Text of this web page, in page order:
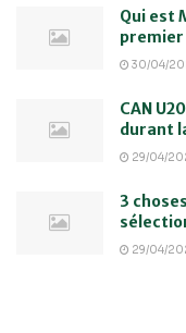
Qui est
premier
30/04/
CAN
durant
29/04/
3
29/04/